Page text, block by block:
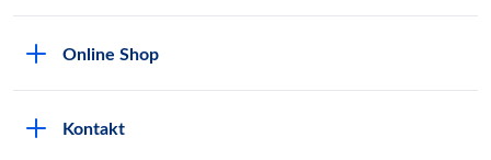
Online Shop
Kontakt